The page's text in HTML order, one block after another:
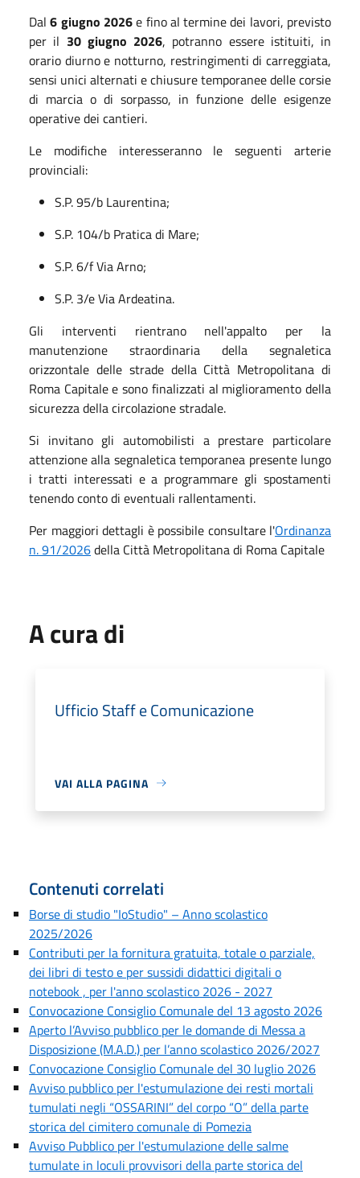
Dal6 giugno 2026e fino al termine dei lavori, previsto
per il 30 giugno 2026, potranno essere istituiti, in
orario diurno e notturno, restringimenti di carreggiata,
sensi unici alternati e chiusure temporanee delle corsie
di marcia o di sorpasso, in funzione delle esigenze
operative dei cantieri.
Le modifiche interesseranno le seguenti arterie
provinciali:
S.P. 95/b Laurentina;
S.P. 104/b Pratica di Mare;
S.P. 6/f Via Arno;
S.P. 3/e Via Ardeatina.
Gli interventi rientrano nell'appalto per la
manutenzione straordinaria della segnaletica
orizzontale delle strade della Città Metropolitana di
Roma Capitale e sono finalizzati al miglioramento della
sicurezza della circolazione stradale.
Si invitano gli automobilisti a prestare particolare
attenzione alla segnaletica temporanea presente lungo
i tratti interessati e a programmare gli spostamenti
tenendo conto di eventuali rallentamenti.
Per maggiori dettagli è possibile consultare l'Ordinanza
n. 91/2026della Città Metropolitana di Roma Capitale
A cura di
Ufficio Staff e Comunicazione
VAI ALLA PAGINA
Contenuti correlati
Borse di studio "IoStudio" – Anno scolastico
2025/2026
Contributi per la fornitura gratuita, totale o parziale,
dei libri di testo e per sussidi didattici digitali o
notebook , per l'anno scolastico 2026 - 2027
Convocazione Consiglio Comunale del 13 agosto 2026
Aperto l’Avviso pubblico per le domande di Messa a
Disposizione (M.A.D.) per l’anno scolastico 2026/2027
Convocazione Consiglio Comunale del 30 luglio 2026
Avviso pubblico per l'estumulazione dei resti mortali
tumulati negli “OSSARINI” del corpo “O” della parte
storica del cimitero comunale di Pomezia
Avviso Pubblico per l'estumulazione delle salme
tumulate in loculi provvisori della parte storica del